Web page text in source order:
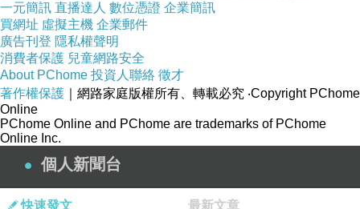
告一段落了... 全部告一段落了，有些人... 有些事... 有些
物...
再也不會出現了... 只有在回憶中 想著 想著... 不敢多想。
物 回收了... 送去回收了... 直接請老闆娘處理，金感恩。
回程 慢慢走... 慢慢走... 不再掛心了...
一元簡訊 直播達人 數位憑證 企業簡訊
買網址 虛擬主機 企業郵件
廣告刊登 隱私權聲明
消費者保護 兒童網路安全
About PChome 投資人聯絡 徵才
著作權保護 ｜網路家庭版權所有、轉載必究 ‧Copyright PChome
Online
PChome Online and PChome are trademarks of PChome
Online Inc.
個人新聞台
快速發文 最新文章